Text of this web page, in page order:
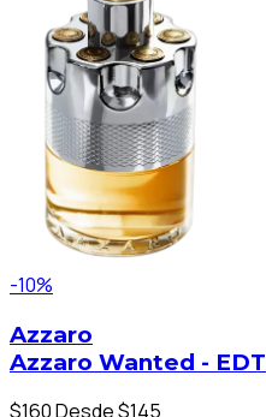
-10%
Azzaro
Azzaro Wanted - EDT
$160Desde $145